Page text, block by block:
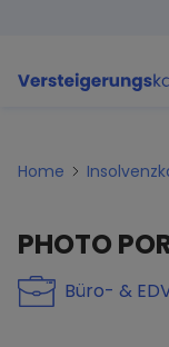
Home
PHOTO
Büro- &